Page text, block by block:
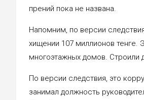
прений пока не названа.
Напомним, по версии
хищении 107 миллионов тенге.
многоэтажных домов. Строили
По версии следствия, это
занимал должность